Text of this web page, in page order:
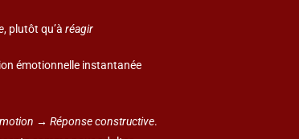
, plutôt qu’à réagir
émotionnelle instantanée
→ Réponse constructive.